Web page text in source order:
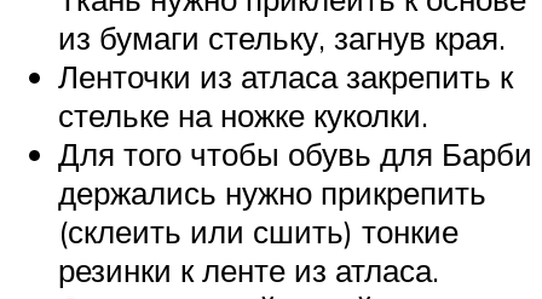
из бумаги стельку, загнув края.
Ленточки из атласа закрепить к
стельке на ножке куколки.
Для того чтобы обувь для Барби
держались нужно прикрепить
(склеить или сшить) тонкие
резинки к ленте из атласа.